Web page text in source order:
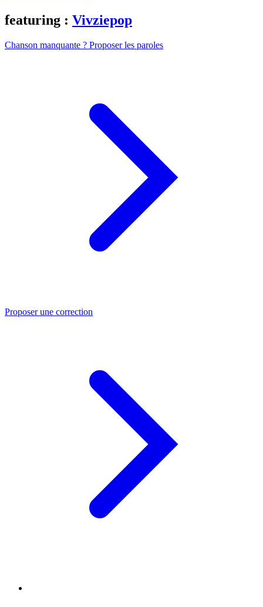
featuring : Vivziepop
Chanson manquante ? Proposer les paroles
Proposer une correction